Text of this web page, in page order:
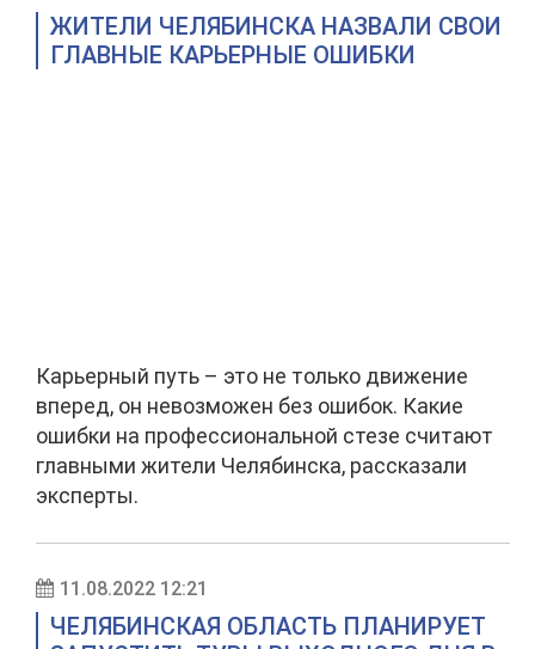
ЖИТЕЛИ ЧЕЛЯБИНСКА НАЗВАЛИ СВОИ
ГЛАВНЫЕ КАРЬЕРНЫЕ ОШИБКИ
Карьерный путь – это не только движение
вперед, он невозможен без ошибок. Какие
ошибки на профессиональной стезе считают
главными жители Челябинска, рассказали
эксперты.
11.08.2022 12:21
ЧЕЛЯБИНСКАЯ ОБЛАСТЬ ПЛАНИРУЕТ